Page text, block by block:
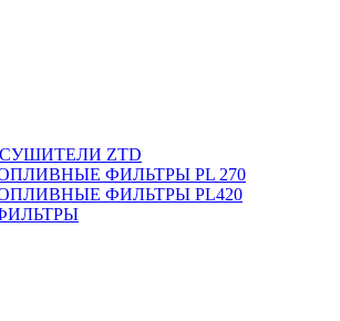
ZTD
ФИЛЬТРЫ PL 270
ФИЛЬТРЫ PL420